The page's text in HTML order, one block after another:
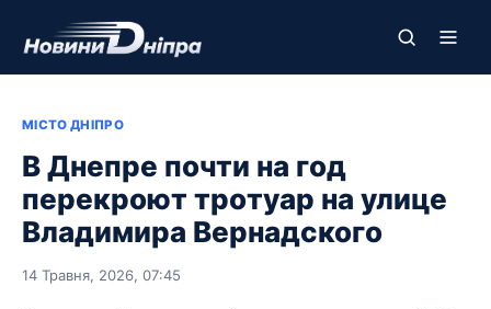
МІСТО ДНІПРО
В Днепре почти на год
перекроют тротуар на улице
Владимира Вернадского
14 Травня, 2026, 07:45